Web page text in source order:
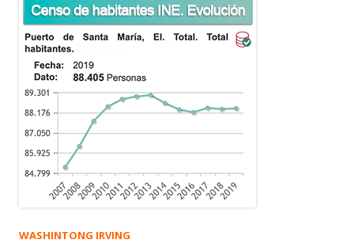
WASHINTONG IRVING